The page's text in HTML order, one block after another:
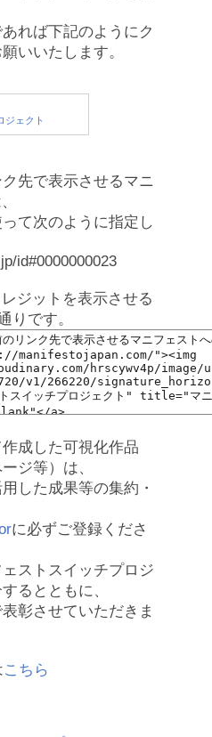
れば下記のようにク
いいたします。
先で表示させるマニ
て次のように指定し
id#0000000023
ジットを表示させる
りです。
成した可視化作品
ジ等）は、
した成果等の集約・
に必ずご登録くださ
ストスイッチプロジ
るとともに、
表彰させていただきま
こちら